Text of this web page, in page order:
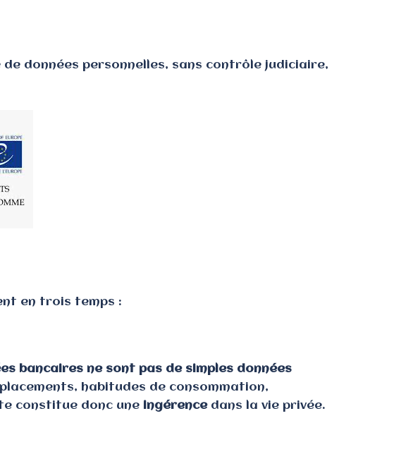
données personnelles, sans contrôle judiciaire,
en trois temps :
bancaires ne sont pas de simples données
habitudes de consommation,
constitue donc une ingérencedans la vie privée.